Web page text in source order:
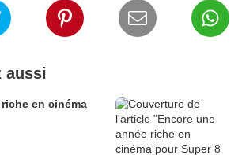
aussi
en cinéma